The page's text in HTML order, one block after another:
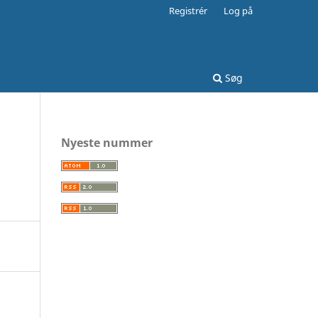
Søg
Registrér Log på
Nyeste nummer